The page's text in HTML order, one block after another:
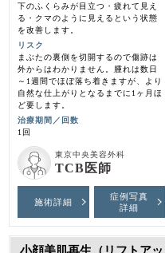
下のふくらみが目立つ・疲れて見え
る・クマのように見えるという状態
を改善します。
リスク
まぶたの裏側を切開するので傷跡は
外からはわかりません。腫れは数日
～1週間でほぼ落ち着きますが、より
自然な仕上がりとなるまでに1ヶ月ほ
ど要します。
治療期間／回数
1回
東京中央美容外科
TCB医師
施術詳細
症例写真
詳細
小顔美肌再生（リフトアッ